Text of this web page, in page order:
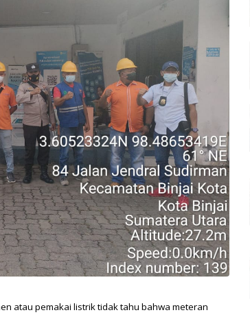
atau pemakai listrik tidak tahu bahwa meteran